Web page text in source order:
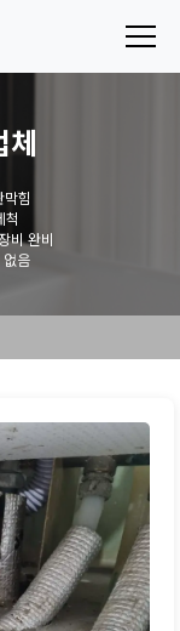
체
힘
척
비 완비
음